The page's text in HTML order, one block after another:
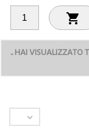

..HAI VISUALIZZATO
